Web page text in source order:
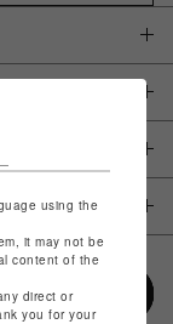
using the
it may not be
content of the
direct or
you for your